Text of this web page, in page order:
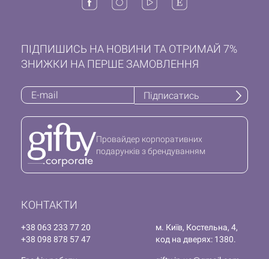
КОНТАКТИ
+38 063 233 77 20
+38 098 878 57 47
м. Київ, Костельна, 4,
код на дверях: 1380.
ПІДПИШИСЬ НА НОВИНИ ТА ОТРИМАЙ 7%
ЗНИЖКИ НА ПЕРШЕ ЗАМОВЛЕННЯ
Підписатись
Провайдер корпоративних
подарунків з брендуванням